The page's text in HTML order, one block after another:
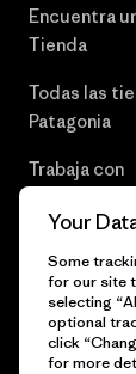
Encuentra
Tienda
Todas las
Patagonia
Trabaja con
© 2026
Your
Some
for our site
selecting
optional
click
for more